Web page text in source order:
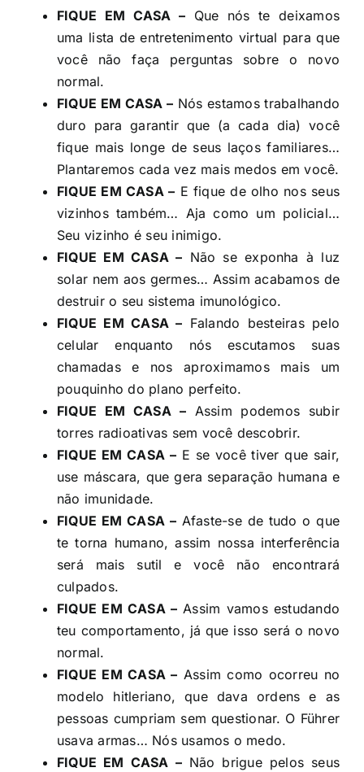
FIQUE EM CASA – Que nós te deixamos
uma lista de entretenimento virtual para que
você não faça perguntas sobre o novo
normal.
FIQUE EM CASA – Nós estamos trabalhando
duro para garantir que (a cada dia) você
fique mais longe de seus laços familiares…
Plantaremos cada vez mais medos em você.
FIQUE EM CASA – E fique de olho nos seus
vizinhos também… Aja como um policial…
Seu vizinho é seu inimigo.
FIQUE EM CASA – Não se exponha à luz
solar nem aos germes… Assim acabamos de
destruir o seu sistema imunológico.
FIQUE EM CASA – Falando besteiras pelo
celular enquanto nós escutamos suas
chamadas e nos aproximamos mais um
pouquinho do plano perfeito.
FIQUE EM CASA –Assim podemos subir
torres radioativas sem você descobrir.
FIQUE EM CASA –E se você tiver que sair,
use máscara, que gera separação humana e
não imunidade.
FIQUE EM CASA –Afaste-se de tudo o que
te torna humano, assim nossa interferência
será mais sutil e você não encontrará
culpados.
FIQUE EM CASA – Assim vamos estudando
teu comportamento, já que isso será o novo
normal.
FIQUE EM CASA – Assim como ocorreu no
modelo hitleriano, que dava ordens e as
pessoas cumpriam sem questionar. O Führer
usava armas… Nós usamos o medo.
FIQUE EM CASA –Não brigue pelos seus